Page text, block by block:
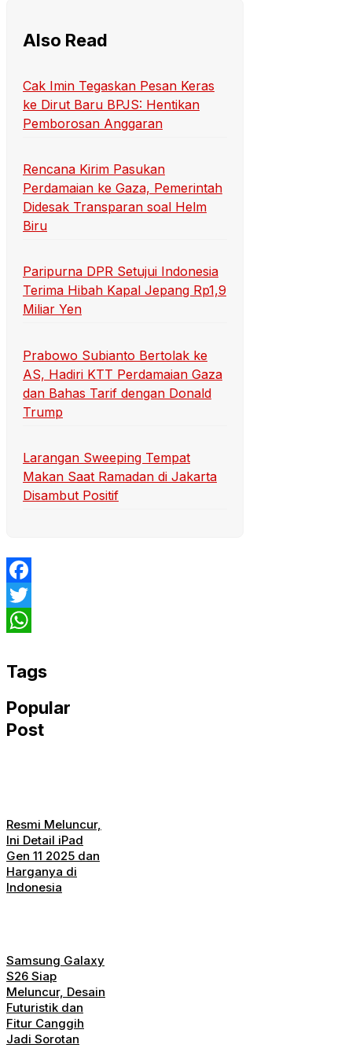
Also Read
Cak Imin Tegaskan Pesan Keras
ke Dirut Baru BPJS: Hentikan
Pemborosan Anggaran
Rencana Kirim Pasukan
Perdamaian ke Gaza, Pemerintah
Didesak Transparan soal Helm
Biru
Paripurna DPR Setujui Indonesia
Terima Hibah Kapal Jepang Rp1,9
Miliar Yen
Prabowo Subianto Bertolak ke
AS, Hadiri KTT Perdamaian Gaza
dan Bahas Tarif dengan Donald
Trump
Larangan Sweeping Tempat
Makan Saat Ramadan di Jakarta
Disambut Positif
Facebook
Twitter
Tags
Popular
Post
Resmi Meluncur,
Ini Detail iPad
Gen 11 2025 dan
Harganya di
Indonesia
Samsung Galaxy
S26 Siap
Meluncur, Desain
Futuristik dan
Fitur Canggih
Jadi Sorotan